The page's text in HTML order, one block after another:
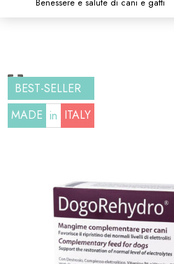
BEST-SELLER
MADE in ITALY